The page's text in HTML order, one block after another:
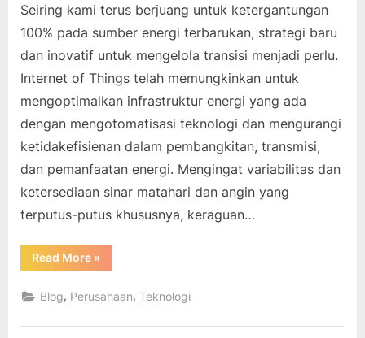
Seiring kami terus berjuang untuk ketergantungan
100% pada sumber energi terbarukan, strategi baru
dan inovatif untuk mengelola transisi menjadi perlu.
Internet of Things telah memungkinkan untuk
mengoptimalkan infrastruktur energi yang ada
dengan mengotomatisasi teknologi dan mengurangi
ketidakefisienan dalam pembangkitan, transmisi,
dan pemanfaatan energi. Mengingat variabilitas dan
ketersediaan sinar matahari dan angin yang
terputus-putus khususnya, keraguan…
Read More“Hari
Energi
2019:
Pengontrolan
energi
»
Blog, Perusahaan,Teknologi